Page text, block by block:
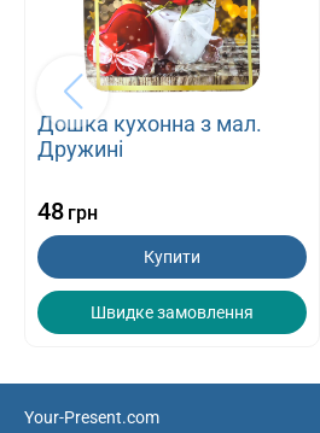
Дошка кухонна з мал.
Дружині
48 грн
Купити
Швидке замовлення
Your-Present.com